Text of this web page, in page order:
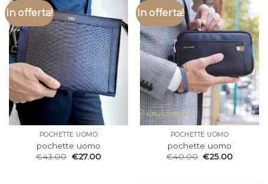
In offerta!
POCHETTE UOMO
pochette uomo
€43.00 €27.00
In offerta!
POCHETTE UOMO
pochette uomo
€40.00 €25.00